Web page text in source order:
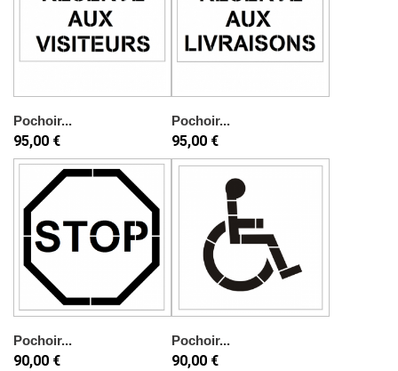
Pochoir...
95,00 €
Pochoir...
95,00 €
Pochoir...
90,00 €
Pochoir...
90,00 €